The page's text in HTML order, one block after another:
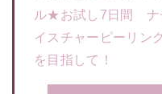
ル★お試し7日間 ナ
イスチャーピーリン
を目指して！